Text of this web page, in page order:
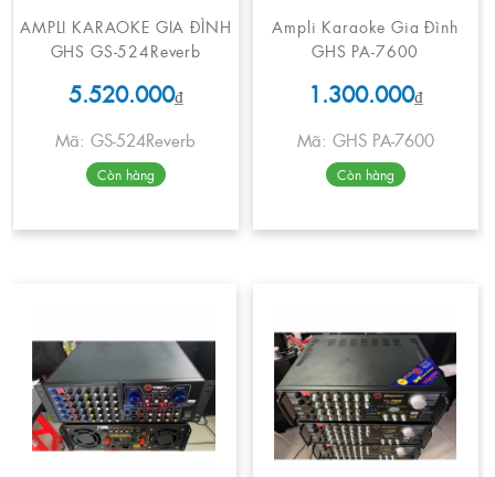
AMPLI KARAOKE GIA ĐÌNH
GHS GS-524Reverb
5.520.000₫
Mã: GS-524Reverb
Còn hàng
Ampli Karaoke Gia Đình
GHS PA-7600
1.300.000₫
Mã: GHS PA-7600
Còn hàng